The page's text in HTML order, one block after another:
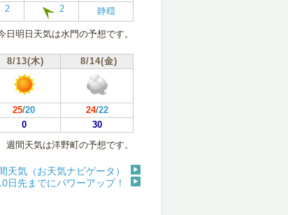
2 2 静穏
日明日天気は水門の予想です。
8/13(木) 8/14(金)
25/20 24/22
0
30
週間天気は洋野町の予想です。
天気（お天気ナビゲータ）
日先までにパワーアップ！